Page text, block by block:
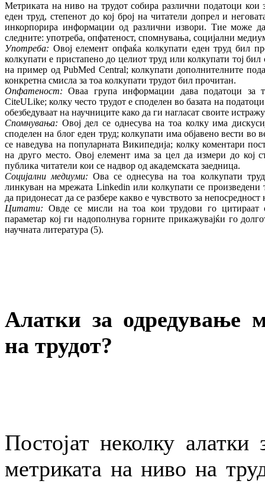
Метриката на ниво на трудот собира различни податоци кои
еден труд, степенот до кој број на читатели допрел и
инкорпорира информации од различни извори. Тие може
следните: употреба, опфатеност, спомнувања, социјални
Употреба: Овој елемент опфаќа колкупати еден труд бил
колкупати е пристапено до целиот труд или колкупати тој
на пример од PubMed Central; колкупати дополнителните
конкретна смисла за тоа колкупати трудот бил прочитан.
Опфатеност: Оваа група информации дава податоци за
CiteULike; колку често трудот е споделен во базата на
обезбедуваат на научниците како да ги нагласат своите
Спомнувања: Овој дел се однесува на тоа колку има
споделен на блог еден труд; колкупати има објавено вести во
се наведува на популарната Википедија; колку коментари
на друго место. Овој елемент има за цел да измери до кој
публика читатели кои се надвор од академската заедница.
Социјални медиуми: Ова се однесува на тоа колкупати
линкуван на мрежата Linkedin или колкупати се
да придонесат да се разбере какво е чувството за непосредност
Цитати: Овде се мисли на тоа кои трудови го цитираат
параметар кој ги надополнува горните прикажувајќи го
научната литература (5).
Алатки за одредување
на трудот?
Постојат неколку
метриката на ниво на